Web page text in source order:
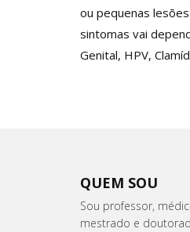
ou pequenas
sintomas vai
Genital, HPV,
QUEM SOU
Sou professor,
mestrado e